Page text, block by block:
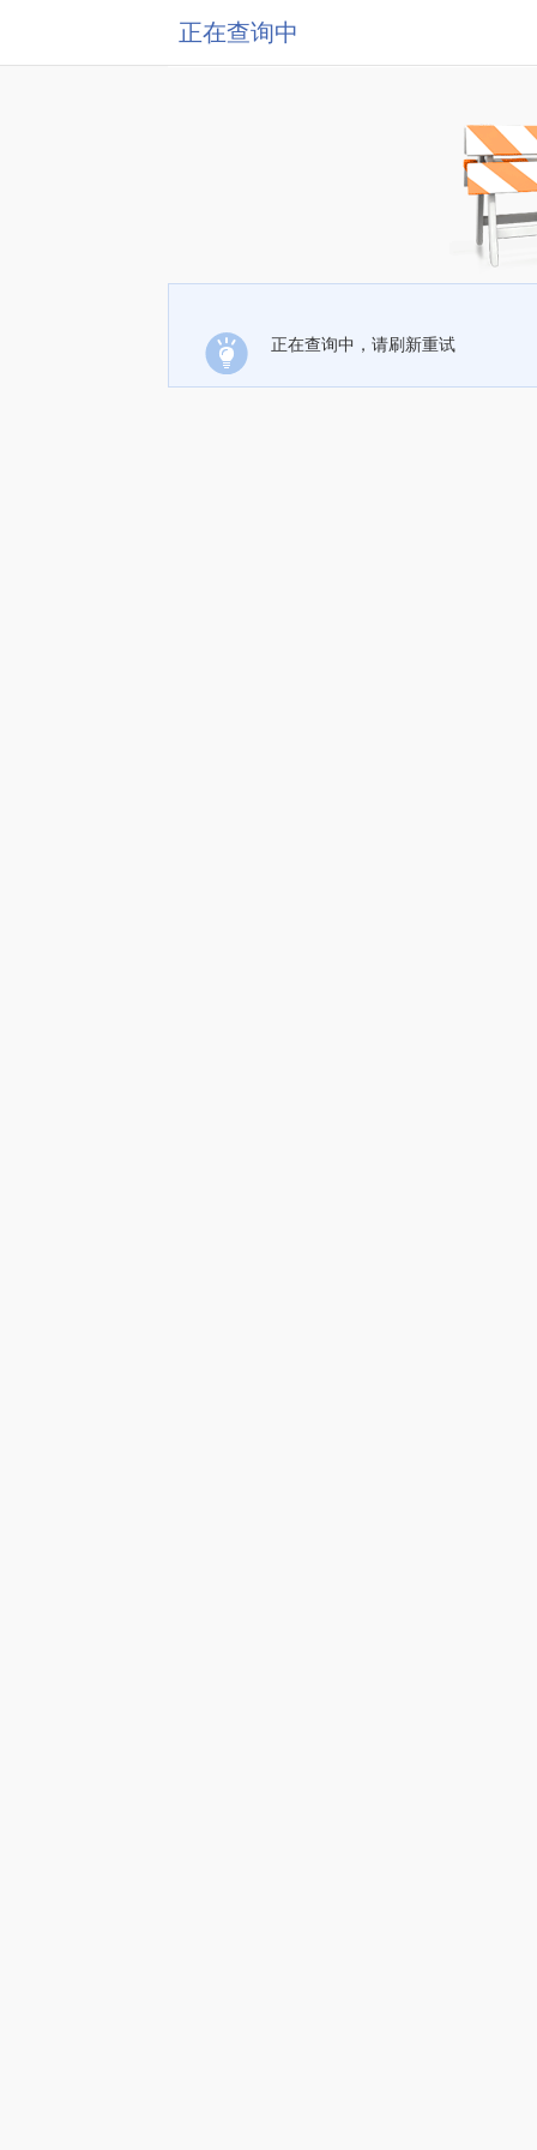
正在查询中
正在查询中，请刷新重试